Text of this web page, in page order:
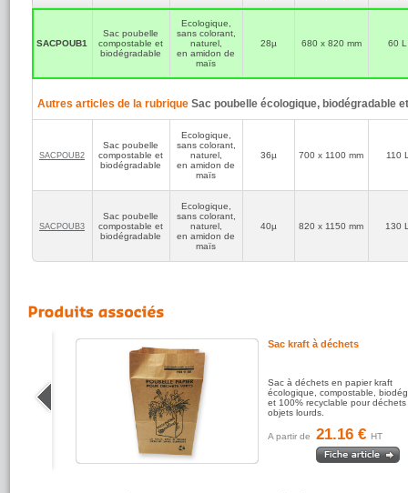
quinzaine de
SACPOUB1
Sac poubelle
compostable et
biodégradable
Ecologique,
sans colorant,
naturel,
en amidon de
maïs
28µ 680 x 820 mm 60 L
Autres articles de la rubrique Sac poubelle écologique, biodégradable
SACPOUB2
Sac poubelle
compostable et
biodégradable
Ecologique,
sans colorant,
naturel,
en amidon de
maïs
36µ 700 x 1100 mm 110
SACPOUB3
Sac poubelle
compostable et
biodégradable
Ecologique,
sans colorant,
naturel,
en amidon de
maïs
40µ 820 x 1150 mm 130
Sac kraft à déchets
Sac à déchets en papier kraft
écologique, compostable,
et 100% recyclable pour déchets
objets lourds.
A partir de 21.16 € HT